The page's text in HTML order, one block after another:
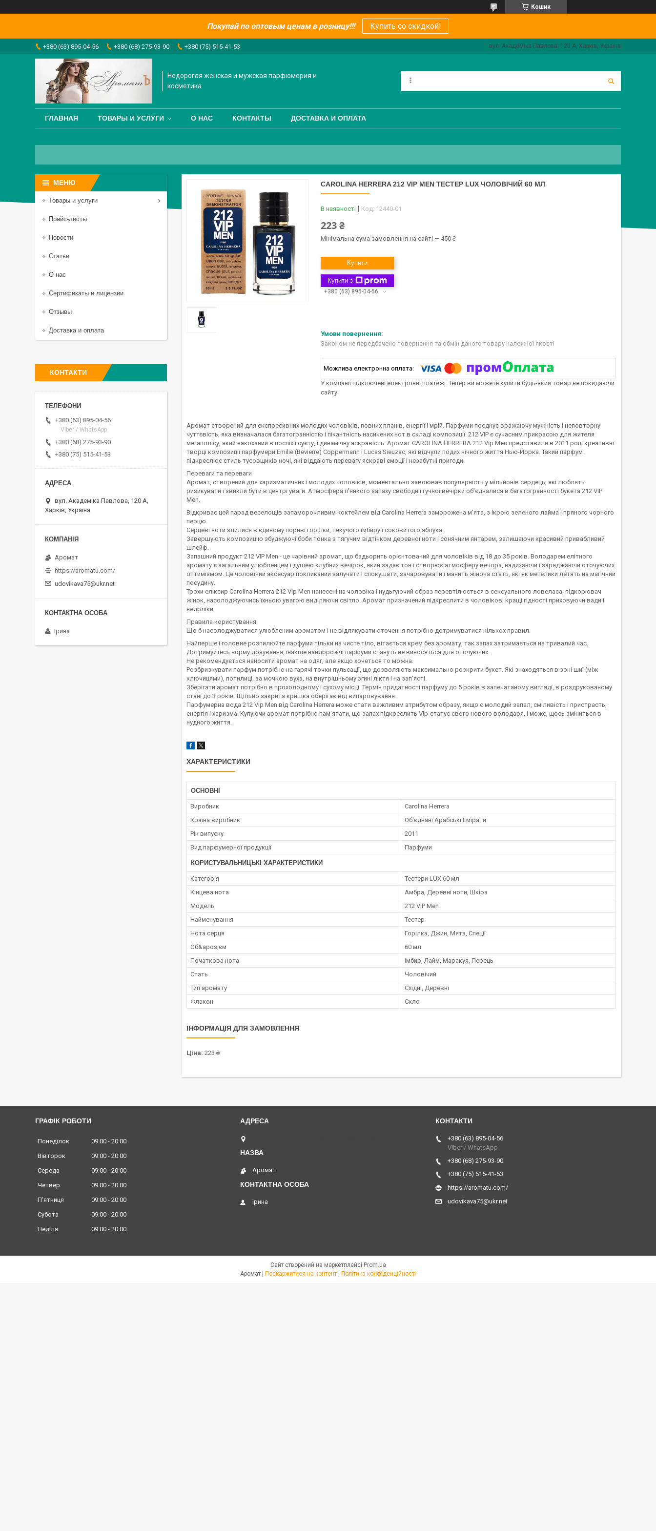
Кошик
Покупай по оптовым ценам в розницу!!! Купить со скидкой!
+380 (63) 895-04-56 +380 (68) 275-93-90 +380 (75) 515-41-53 вул. Академіка Павлова, 120 А, Харків, Україна
Недорогая женская и мужская парфюмерия и
косметика
ГЛАВНАЯ ТОВАРЫ И УСЛУГИ О НАС КОНТАКТЫ ДОСТАВКА И ОПЛАТА
CAROLINA HERRERA 212 VIP MEN ТЕСТЕР LUX ЧОЛОВІЧИЙ 60 МЛ
В наявності Код: 12440-01
223 ₴
Мінімальна сума замовлення на сайті — 450 ₴
Купити
Купити з
+380 (63) 895-04-56
Законом не передбачено повернення та обмін даного товару належної якості
У компанії підключені електронні платежі. Тепер ви можете купити будь-який товар не покидаючи
сайту.
Аромат створений для експресивних молодих чоловіків, повних планів, енергії і мрій. Парфуми поєднує вражаючу мужність і неповторну
чуттєвість, яка визначалася багатогранністю і пікантність насичених нот в складі композиції. 212 VIP є сучасним прикрасою для жителя
мегаполісу, який закоханий в поспіх і суєту, і динамічну яскравість. Аромат CAROLINA HERRERA 212 Vip Men представили в 2011 році креативні
творці композиції парфумери Emilie (Bevierre) Coppermann і Lucas Sieuzac, які відчули подих нічного життя Нью-Йорка. Такий парфум
підкреслює стиль тусовщиків ночі, які віддають перевагу яскраві емоції і незабутні пригоди.
Переваги та переваги
Аромат, створений для харизматичних і молодих чоловіків, моментально завоював популярність у мільйонів сердець, які люблять
ризикувати і звикли бути в центрі уваги. Атмосфера п'янкого запаху свободи і гучної вечірки об'єдналися в багатогранності букета 212 VIP
Men.
Відкриває цей парад веселощів запаморочливим коктейлем від Carolina Herrera заморожена м'ята, з ікрою зеленого лайма і пряного чорного
перцю.
Серцеві ноти злилися в єдиному пориві горілки, пекучого імбиру і соковитого яблука.
Завершують композицію збуджуючі боби тонка з тягучим відтінком деревної ноти і сонячним янтарем, залишаючи красивий привабливий
шлейф.
Запашний продукт 212 VIP Men - це чарівний аромат, що бадьорить орієнтований для чоловіків від 18 до 35 років. Володарем елітного
аромату є загальним улюбленцем і душею клубних вечірок, який задає тон і створює атмосферу вечора, надихаючи і заряджаючи оточуючих
оптимізмом. Це чоловічий аксесуар покликаний залучати і спокушати, зачаровувати і манить жіноча стать, які як метелики летять на магічний
посудину.
Трохи еліксир Carolina Herrera 212 Vip Men нанесені на чоловіка і нудьгуючий образ перевтілюється в сексуального ловеласа, підкорювач
жінок, насолоджуючись їхньою увагою виділяючи світло. Аромат призначений підкреслити в чоловікові кращі гідності приховуючи вади і
недоліки.
Правила користування
Що б насолоджуватися улюбленим ароматом і не відлякувати оточення потрібно дотримуватися кількох правил.
Найперше і головне розпилюйте парфуми тільки на чисте тіло, вітається крем без аромату, так запах затримається на тривалий час.
Дотримуйтесь норму дозування, інакше найдорожчі парфуми стануть не виносяться для оточуючих.
Не рекомендується наносити аромат на одяг, але якщо хочеться то можна.
Розбризкувати парфум потрібно на гарячі точки пульсації, що дозволяють максимально розкрити букет. Які знаходяться в зоні шиї (між
ключицями), потилиці, за мочкою вуха, на внутрішньому згині ліктя і на зап'ясті.
Зберігати аромат потрібно в прохолодному і сухому місці. Термін придатності парфуму до 5 років в запечатаному вигляді, в роздрукованому
стані до 3 років. Щільно закрита кришка оберігає від випаровування.
Парфумерна вода 212 Vip Men від Carolina Herrera може стати важливим атрибутом образу, якщо є молодий запал, сміливість і пристрасть,
енергія і харизма. Купуючи аромат потрібно пам'ятати, що запах підкреслить Vip-статус свого нового володаря, і може, щось зміниться в
нудного життя.
ХАРАКТЕРИСТИКИ
ОСНОВНІ
Виробник
Carolina Herrera
Країна виробник
Об'єднані Арабські Емірати
Рік випуску
2011
Вид парфумерної продукції
Парфуми
КОРИСТУВАЛЬНИЦЬКІ ХАРАКТЕРИСТИКИ
Категорія
Тестери LUX 60 мл
Кінцева нота
Амбра, Деревні ноти, Шкіра
Мoдель
212 VIP Men
Найменування
Тестер
Нота серця
Горілка, Джин, Мята, Спеції
Об&apos;єм
60 мл
Початкова нота
Імбир, Лайм, Маракуя, Перець
Стать
Чоловічий
Тип аромату
Східні, Деревні
Флакон
Скло
ІНФОРМАЦІЯ ДЛЯ ЗАМОВЛЕННЯ
Ціна: 223 ₴
Товары и услуги
Прайс-листы
Новости
Статьи
О нас
Сертификаты и лицензии
Отзывы
Доставка и оплата
КОНТАКТИ
+380 (63) 895-04-56
Viber / WhatsApp
+380 (68) 275-93-90
+380 (75) 515-41-53
вул. Академіка Павлова, 120 А,
Харків, Україна
Аромат
https://aromatu.com/
udovikava75@ukr.net
Ірина
ГРАФІК РОБОТИ
Понеділок 09:00
20:00
Вівторок
09:00
20:00
Середа
09:00
20:00
Четвер
09:00
20:00
Пʼятниця
09:00
20:00
Субота
09:00
20:00
Неділя
09:00 20:00
Аромат
Ірина
+380 (63) 895-04-56
Viber / WhatsApp
+380 (68) 275-93-90
+380 (75) 515-41-53
https://aromatu.com/
udovikava75@ukr.net
Сайт створений на маркетплейсі Prom.ua
Поскаржитися на контент Політика конфіденційності